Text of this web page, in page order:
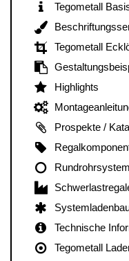
Tegometall
Tegometall
Highlights
Prospekte /
Rundrohrsystem
Technische
Tegometall